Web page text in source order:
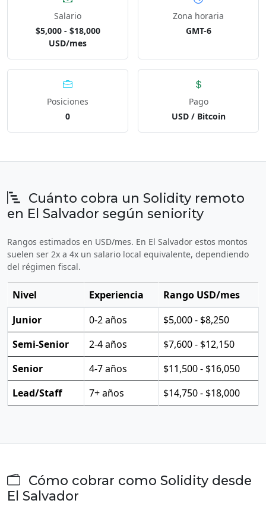
Salario
$5,000 - $18,000
USD/mes
Zona horaria
GMT-6
Posiciones
0
Pago
USD / Bitcoin
Cuánto cobra un Solidity remoto
en El Salvador según seniority
Rangos estimados en USD/mes. En El Salvador estos montos
suelen ser 2x a 4x un salario local equivalente, dependiendo
del régimen fiscal.
Nivel Experiencia
Rango USD/mes
Junior
0-2 años
$5,000 - $8,250
Semi-Senior
2-4 años
$7,600 - $12,150
Senior
4-7 años
$11,500 - $16,050
Lead/Staff
7+ años $14,750 - $18,000
Cómo cobrar como Solidity desde
El Salvador